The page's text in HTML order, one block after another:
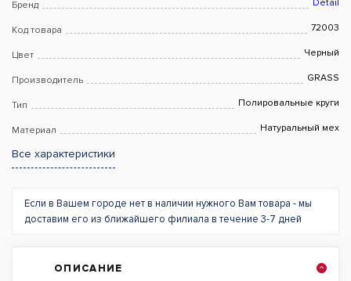
Бренд Detail
Код товара 72003
Цвет Черный
Производитель GRASS
Тип Полировальные круги
Материал Натуральный мех
Все характеристики
Если в Вашем городе нет в наличии нужного Вам товара - мы
доставим его из ближайшего филиала в течение 3-7 дней
ОПИСАНИЕ